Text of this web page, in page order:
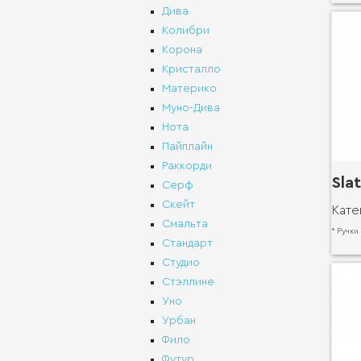
Дива
Колибри
Корона
Кристалло
Материко
Муно-Дива
Нота
Пайплайн
Раккорди
Серф
Скейт
Смальта
Стандарт
Студио
Стэллине
Уно
Урбан
Фило
* Ручки